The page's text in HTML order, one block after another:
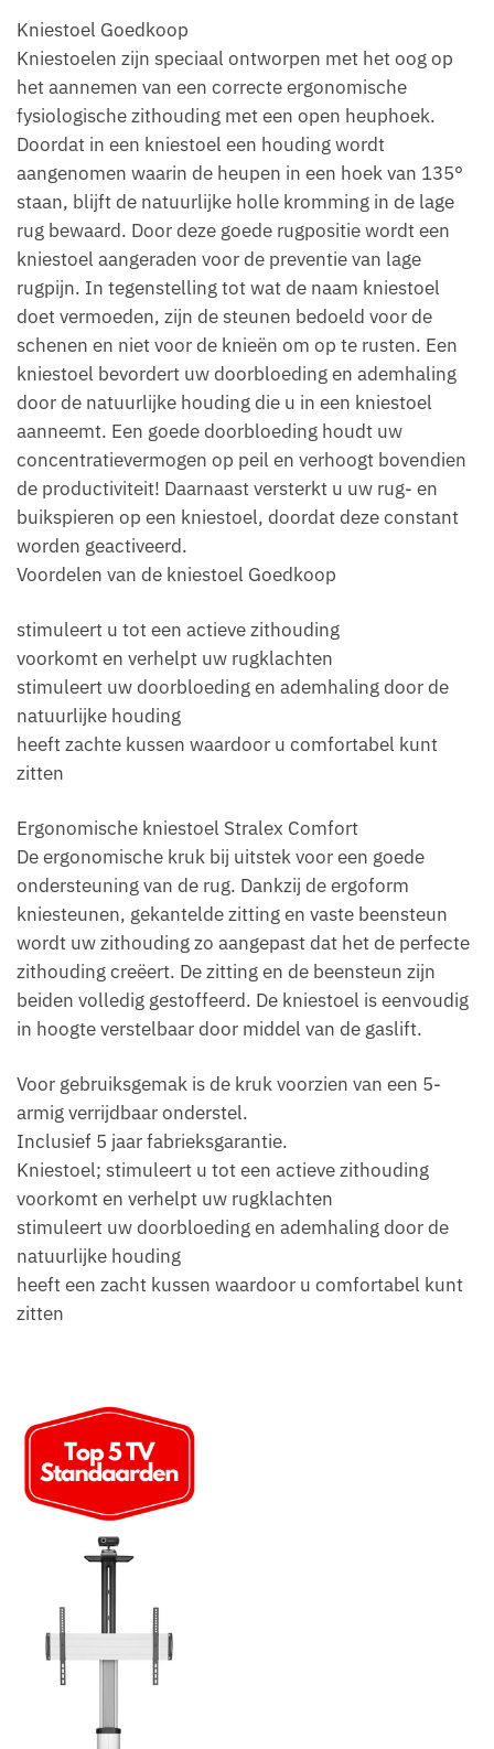
Kniestoel Goedkoop
Kniestoelen zijn speciaal ontworpen met het oog op
het aannemen van een correcte ergonomische
fysiologische zithouding met een open heuphoek.
Doordat in een kniestoel een houding wordt
aangenomen waarin de heupen in een hoek van 135°
staan, blijft de natuurlijke holle kromming in de lage
rug bewaard. Door deze goede rugpositie wordt een
kniestoel aangeraden voor de preventie van lage
rugpijn. In tegenstelling tot wat de naam kniestoel
doet vermoeden, zijn de steunen bedoeld voor de
schenen en niet voor de knieën om op te rusten. Een
kniestoel bevordert uw doorbloeding en ademhaling
door de natuurlijke houding die u in een kniestoel
aanneemt. Een goede doorbloeding houdt uw
concentratievermogen op peil en verhoogt bovendien
de productiviteit! Daarnaast versterkt u uw rug- en
buikspieren op een kniestoel, doordat deze constant
worden geactiveerd.
Voordelen van de kniestoel Goedkoop
stimuleert u tot een actieve zithouding
voorkomt en verhelpt uw rugklachten
stimuleert uw doorbloeding en ademhaling door de
natuurlijke houding
heeft zachte kussen waardoor u comfortabel kunt
zitten
Ergonomische kniestoel Stralex Comfort
De ergonomische kruk bij uitstek voor een goede
ondersteuning van de rug. Dankzij de ergoform
kniesteunen, gekantelde zitting en vaste beensteun
wordt uw zithouding zo aangepast dat het de perfecte
zithouding creëert. De zitting en de beensteun zijn
beiden volledig gestoffeerd. De kniestoel is eenvoudig
in hoogte verstelbaar door middel van de gaslift.
Voor gebruiksgemak is de kruk voorzien van een 5-
armig verrijdbaar onderstel.
Inclusief 5 jaar fabrieksgarantie.
Kniestoel; stimuleert u tot een actieve zithouding
voorkomt en verhelpt uw rugklachten
stimuleert uw doorbloeding en ademhaling door de
natuurlijke houding
heeft een zacht kussen waardoor u comfortabel kunt
zitten